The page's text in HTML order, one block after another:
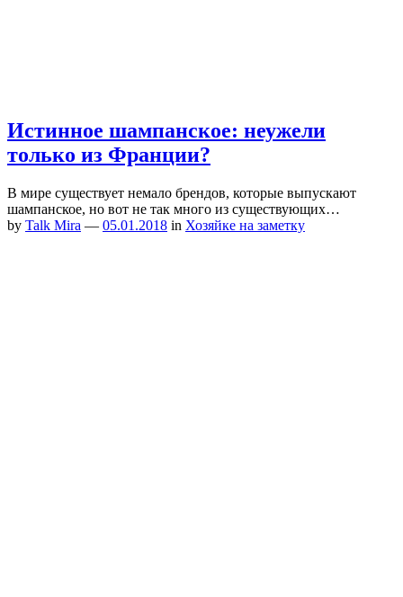
Истинное шампанское: неужели
только из Франции?
В мире существует немало брендов, которые выпускают
шампанское, но вот не так много из существующих…
by Talk Mira — 05.01.2018 in Хозяйке на заметку